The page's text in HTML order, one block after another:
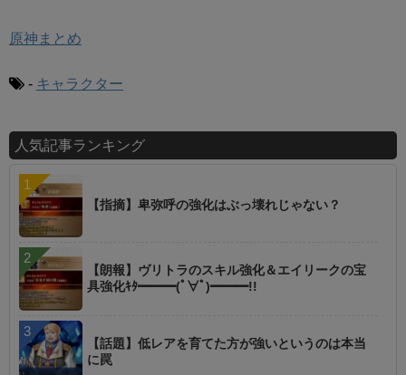
原神まとめ
- キャラクター
人気記事ランキング
【指摘】卑弥呼の強化はぶっ壊れじゃない？
【朗報】ヴリトラのスキル強化＆エイリークの宝
具強化ｷﾀ━━━(ﾟ∀ﾟ)━━━!!
【話題】低レアを育てた方が強いというのは本当
に罠